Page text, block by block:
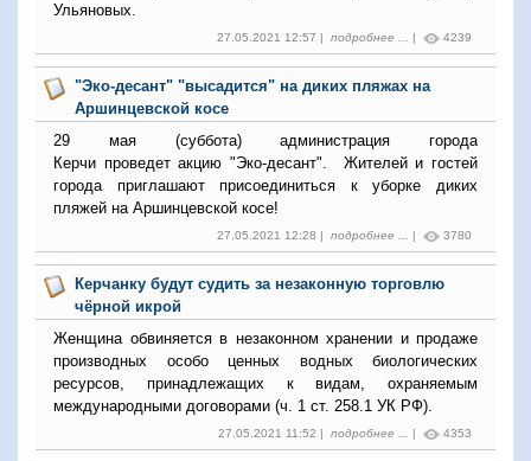
Ульяновых.
27.05.2021 12:57 | подробнее ... | 4239
"Эко-десант" "высадится" на диких пляжах на
Аршинцевской косе
29 мая (суббота) администрация города
Керчи проведет акцию "Эко-десант". Жителей и гостей
города приглашают присоединиться к уборке диких
пляжей на Аршинцевской косе!
27.05.2021 12:28 | подробнее ... | 3780
Керчанку будут судить за незаконную торговлю
чёрной икрой
Женщина обвиняется в незаконном хранении и продаже
производных особо ценных водных биологических
ресурсов, принадлежащих к видам, охраняемым
международными договорами (ч. 1 ст. 258.1 УК РФ).
27.05.2021 11:52 | подробнее ... | 4353